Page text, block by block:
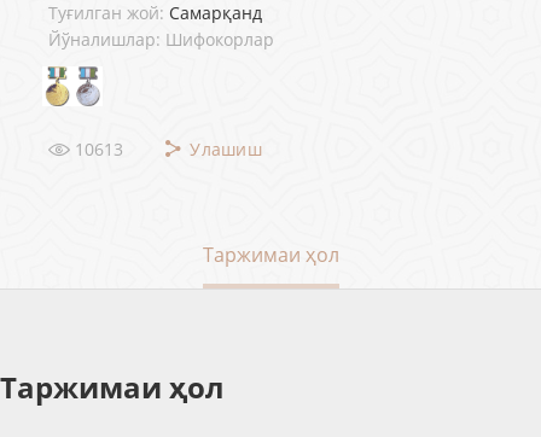
Туғилган жой: Самарқанд
Йўналишлар: Шифокорлар
10613 Улашиш
Таржимаи ҳол
Таржимаи ҳол